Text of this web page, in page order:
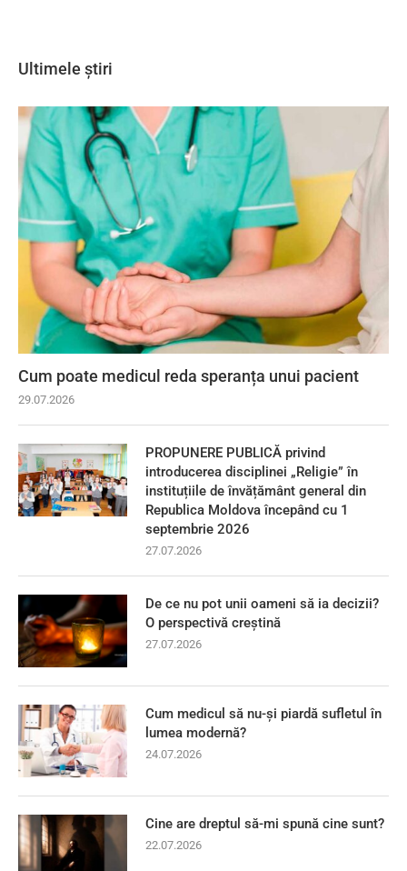
Ultimele știri
Cum poate medicul reda speranța unui pacient
29.07.2026
PROPUNERE PUBLICĂ privind
introducerea disciplinei „Religie” în
instituțiile de învățământ general din
Republica Moldova începând cu 1
septembrie 2026
27.07.2026
De ce nu pot unii oameni să ia decizii?
O perspectivă creștină
27.07.2026
Cum medicul să nu-și piardă sufletul în
lumea modernă?
24.07.2026
Cine are dreptul să-mi spună cine sunt?
22.07.2026